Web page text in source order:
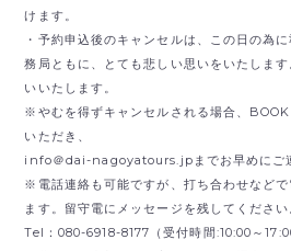
けます。
・予約申込後のキャンセルは、この日の為
務局ともに、とても悲しい思いをいたしま
いいたします。
※やむを得ずキャンセルされる場合、
いただき、
info＠dai-nagoyatours.jpまでお早めにご
※電話連絡も可能ですが、打ち合わせなど
ます。留守電にメッセージを残してください
Tel：080-6918-8177（受付時間:10:00～